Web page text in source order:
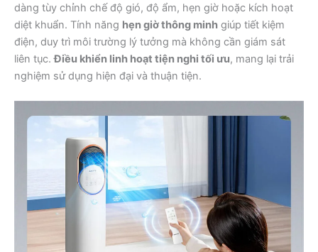
dàng tùy chỉnh chế độ gió, độ ẩm, hẹn giờ hoặc kích hoạt
diệt khuẩn. Tính năng hẹn giờ thông minh giúp tiết kiệm
điện, duy trì môi trường lý tưởng mà không cần giám sát
liên tục.Điều khiển linh hoạt tiện nghi tối ưu, mang lại trải
nghiệm sử dụng hiện đại và thuận tiện.